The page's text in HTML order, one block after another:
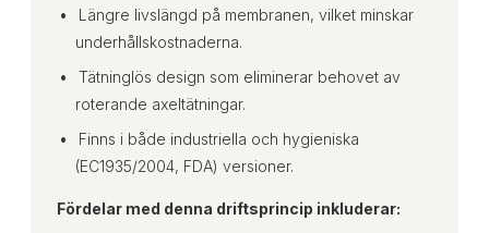
Längre livslängd på membranen, vilket minskar
underhållskostnaderna.
Tätninglös design som eliminerar behovet av
roterande axeltätningar.
Finns i både industriella och hygieniska
(EC1935/2004, FDA) versioner.
Fördelar med denna driftsprincip inkluderar: